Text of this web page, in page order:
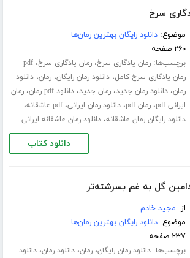
سرخ
موضوع:دانلود رایگان بهترین رمان‌ها
۲۶۰ صفحه
برچسب‌ها:رمان یادگاری سرخ،رمان یادگاری سرخ،pdf
رمان یادگاری سرخ کامل،دانلود رمان رایگان،رمان،دانلود
رمان،دانلود رمان جدید،رمان جدید،دانلود pdf رمان ،رمان
ایرانی pdf
،رمان pdf ،دانلود رمان ایرانی،pdf عاشقانه ،
دانلود رایگان رمان عاشقانه،دانلود رمان عاشقانه ایرانی
دانلود کتاب
گل به غم بسرشته‌تر
از: مجید خادم
موضوع:دانلود رایگان بهترین رمان‌ها
۲۳۷ صفحه
برچسب‌ها:دانلود رمان رایگان،رمان،دانلود رمان،دانلود